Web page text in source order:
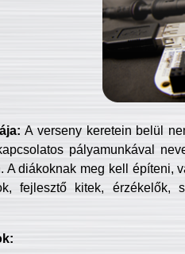
A verseny keretein belül
pályamunkával
A diákoknak meg kell építeni,
fejlesztő kitek, érzékelők,